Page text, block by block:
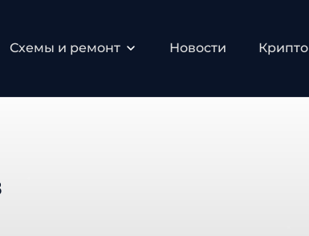
Схемы и ремонт Новости